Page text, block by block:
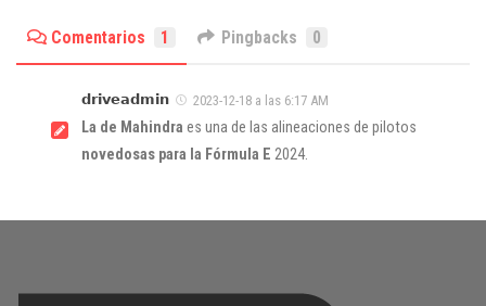
Comentarios 1 Pingbacks 0
𝗱𝗿𝗶𝘃𝗲𝗮𝗱𝗺𝗶𝗻 2023-12-18 a las 6:17 AM
La de Mahindra es una de las alineaciones de pilotos
novedosas para la Fórmula E 2024.